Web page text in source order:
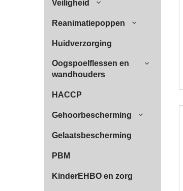
Veiligheid
Reanimatiepoppen
Huidverzorging
Oogspoelflessen en
wandhouders
HACCP
Gehoorbescherming
Gelaatsbescherming
PBM
KinderEHBO en zorg